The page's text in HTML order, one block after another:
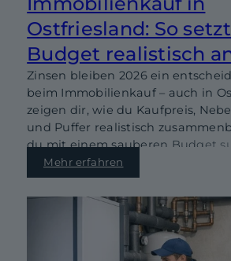
Ostfriesland: So
Budget realistisch
Zinsen bleiben 2026 ein
beim Immobilienkauf – auch in
zeigen dir, wie du Kaufpreis,
und Puffer realistisch
du mit einem sauberen Budget
Bauchgefühl.
Mehr erfahren